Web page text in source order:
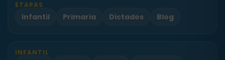
ETAPAS
Infantil Primaria Dictados Blog
INFANTIL